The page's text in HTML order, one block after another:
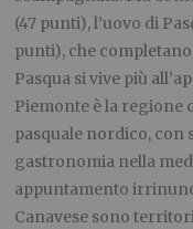
(47 punti), l’uovo di
punti), che
Pasqua si vive più
Piemonte è la regione
pasquale nordico, con
gastronomia nella
appuntamento
Canavese sono